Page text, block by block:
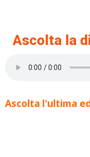
Ascolta la
Ascolta l'ultima